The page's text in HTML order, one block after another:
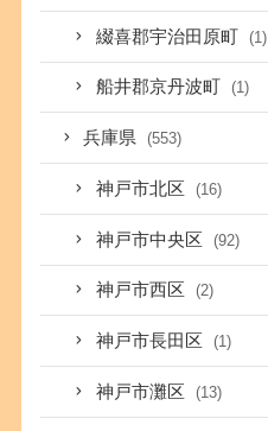
綴喜郡宇治田原町 (1)
船井郡京丹波町 (1)
兵庫県 (553)
神戸市北区 (16)
神戸市中央区 (92)
神戸市西区 (2)
神戸市長田区 (1)
神戸市灘区 (13)